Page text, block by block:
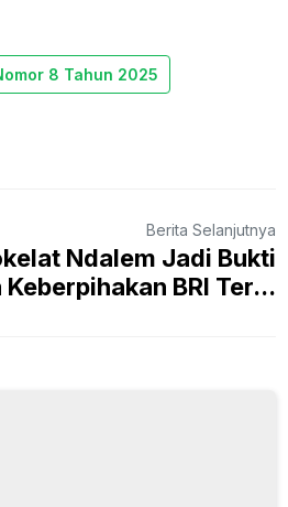
8 Tahun 2025
Berita Selanjutnya
Ndalem Jadi Bukti
BRI Ter...